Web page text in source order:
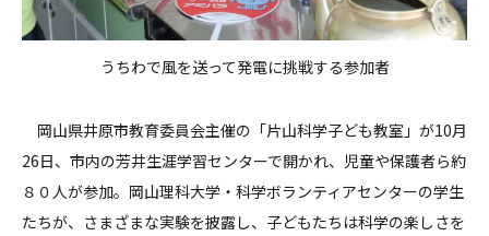
うちわで風を送って発電に挑戦する参加者
岡山県井原市教育委員会主催の「片山科学子ども教室」が10月
26日、市内の芳井生涯学習センターで開かれ、児童や保護者ら約
８０人が参加。岡山理科大学・科学ボランティアセンターの学生
たちが、さまざまな実験を披露し、子どもたちは科学の楽しさを